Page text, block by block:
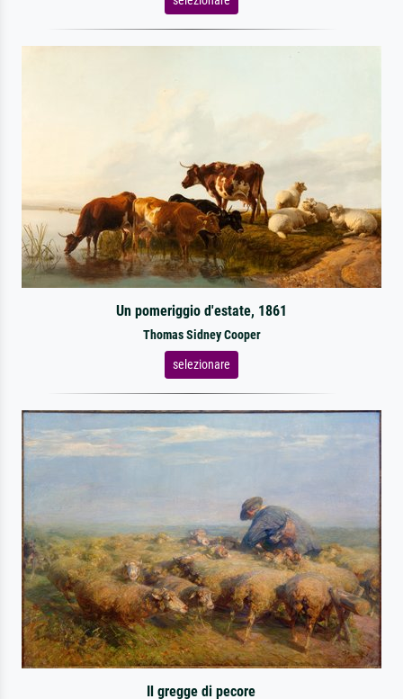
Un pomeriggio d'estate, 1861
Thomas Sidney Cooper
selezionare
Il gregge di pecore